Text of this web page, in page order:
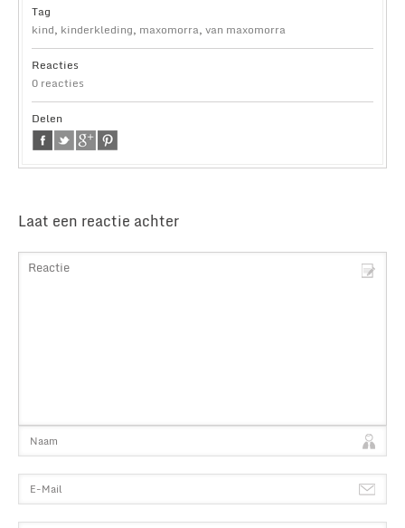
Tag
kind, kinderkleding, maxomorra, van maxomorra
Reacties
0 reacties
Delen
Laat een reactie achter